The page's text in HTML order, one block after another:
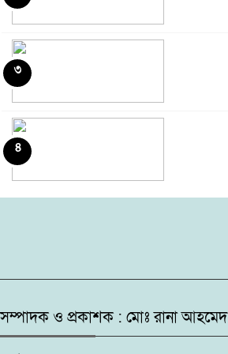
৭
৮
১০
৩
৪
সম্পাদক ও প্রকাশক : মোঃ রানা আহমেদ